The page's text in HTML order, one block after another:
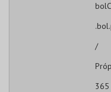
/
365